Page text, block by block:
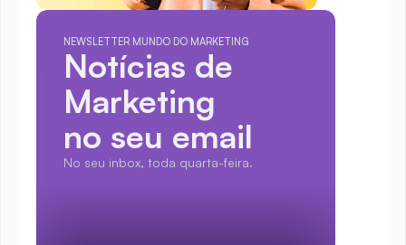
NEWSLETTER MUNDO DO MARKETING
Notícias de
Marketing
no seu email
No seu inbox, toda quarta-feira.